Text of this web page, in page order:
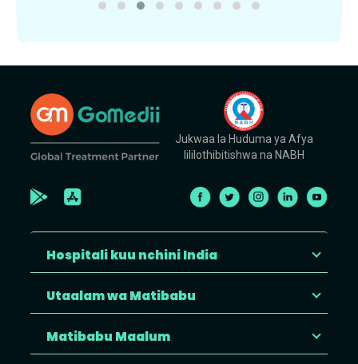
Jukwaa la Huduma ya Afya
lililothibitishwa na NABH
Hospitali kuu nchini India
Utaalam wa Matibabu
Matibabu Maalum